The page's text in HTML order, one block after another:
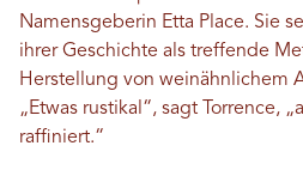
Namensgeberin Etta Place. Sie
ihrer Geschichte als treffende
Herstellung von weinähnlichem
„Etwas rustikal“, sagt Torrence,
raffiniert.“